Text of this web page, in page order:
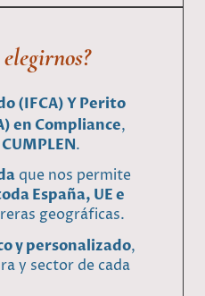
(IFCA) Y Perito
en Compliance,
.
que nos permite
España, UE e
geográficas.
y personalizado,
y sector de cada